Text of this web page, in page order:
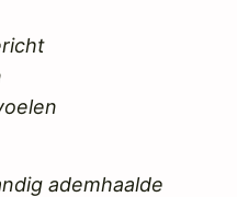
ademhaalde